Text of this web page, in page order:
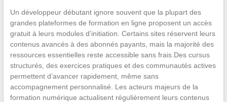
Un développeur débutant ignore souvent que la plupart des
grandes plateformes de formation en ligne proposent un accès
gratuit à leurs modules d’initiation. Certains sites réservent leurs
contenus avancés à des abonnés payants, mais la majorité des
ressources essentielles reste accessible sans frais.Des cursus
structurés, des exercices pratiques et des communautés actives
permettent d’avancer rapidement, même sans
accompagnement personnalisé. Les acteurs majeurs de la
formation numérique actualisent régulièrement leurs contenus